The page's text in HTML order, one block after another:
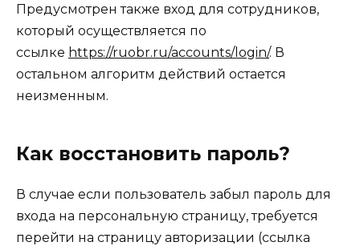
Предусмотрен также вход для сотрудников,
который осуществляется по
ссылке https://ruobr.ru/accounts/login/. В
остальном алгоритм действий остается
неизменным.
Как восстановить пароль?
В случае если пользователь забыл пароль для
входа на персональную страницу, требуется
перейти на страницу авторизации (ссылка